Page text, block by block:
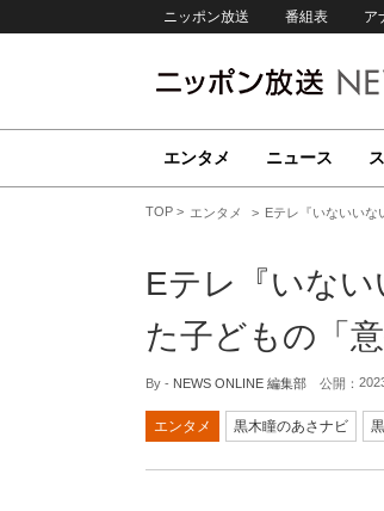
ニッポン放送 番組表 ア
エンタメ ニュース
TOP エンタメ Eテレ『いないいな
Eテレ『いな
た子どもの「意
By - NEWS ONLINE 編集部 公開：
エンタメ 黒木瞳のあさナビ